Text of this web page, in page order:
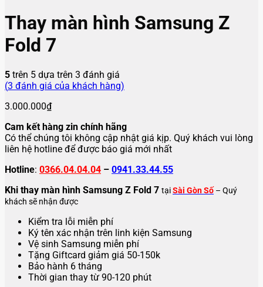
Thay màn hình Samsung Z
Fold 7
5 trên 5 dựa trên 3 đánh giá
(3 đánh giá của khách hàng)
3.000.000₫
Cam kết hàng zin chính hãng
Có thể chúng tôi không cập nhật giá kịp. Quý khách vui lòng
liên hệ hotline để được báo giá mới nhất
Hotline: 0366.04.04.04 – 0941.33.44.55
Khi thay màn hình Samsung Z Fold 7 tạiSài Gòn Số – Quý
khách sẽ nhận được
Kiểm tra lỗi miễn phí
Ký tên xác nhận trên linh kiện Samsung
Vệ sinh Samsung miễn phí
Tặng Giftcard giảm giá 50-150k
Bảo hành 6 tháng
Thời gian thay từ 90-120 phút